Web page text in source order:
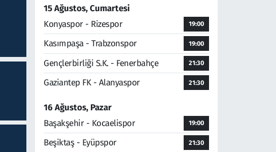
15 Ağustos, Cumartesi
Konyaspor - Rizespor
19:00
Kasımpaşa - Trabzonspor 19:00
Gençlerbirliği S.K. - Fenerbahçe 21:30
Gaziantep FK - Alanyaspor 21:30
16 Ağustos, Pazar
Başakşehir - Kocaelispor
19:00
Beşiktaş - Eyüpspor 21:30